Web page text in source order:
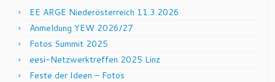
EE ARGE Niederösterreich 11.3.2026
Anmeldung YEW 2026/27
Fotos Summit 2025
eesi-Netzwerktreffen 2025 Linz
Feste der Ideen – Fotos